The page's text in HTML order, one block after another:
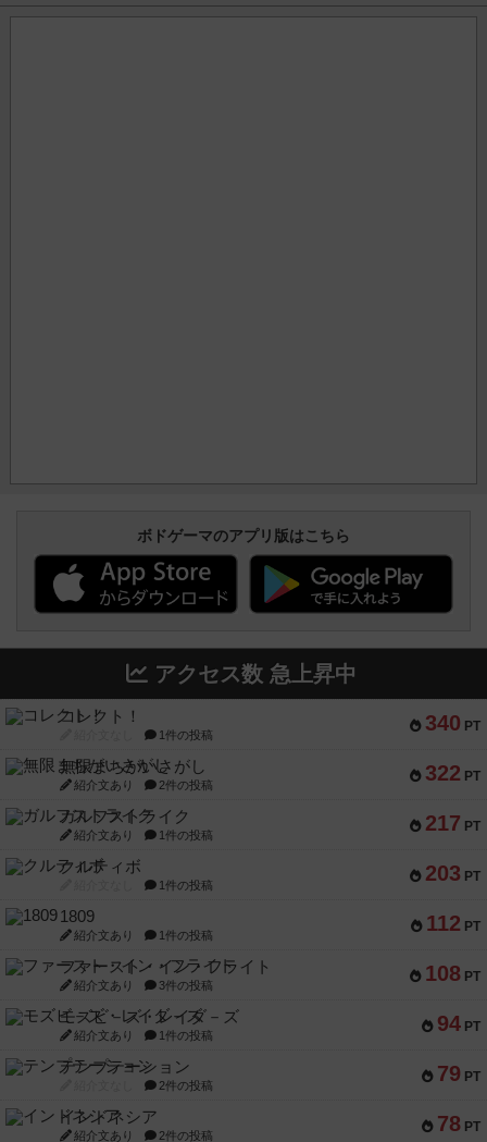
ボドゲーマのアプリ版はこちら
アクセス数 急上昇中
340 PT
コレクト！
1件の投稿
322 PT
無限まちがいさがし
紹介文あり 2件の投稿
217 PT
ガルフストライク
紹介文あり 1件の投稿
203 PT
クルティボ
1件の投稿
112 PT
1809
紹介文あり 1件の投稿
108 PT
ファースト・イン・フライト
紹介文あり 3件の投稿
94 PT
モズビ－ズ・レイダ－ズ
紹介文あり 1件の投稿
79 PT
テンプテーション
2件の投稿
78 PT
インドネシア
紹介文あり 2件の投稿